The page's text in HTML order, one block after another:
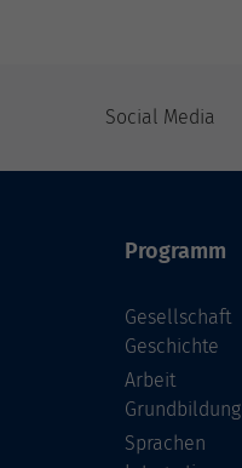
Social Media
Programm
Gesellschaft
Geschichte
Arbeit
Grundbildung
Sprachen